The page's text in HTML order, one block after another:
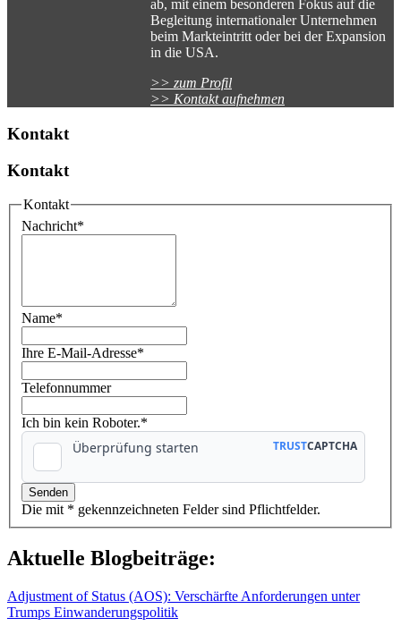
ab, mit einem besonderen Fokus auf die
Begleitung internationaler Unternehmen
beim Markteintritt oder bei der Expansion
in die USA.
>> zum Profil
>> Kontakt aufnehmen
Kontakt
Kontakt
Kontakt
Nachricht*
Name*
Ihre E-Mail-Adresse*
Telefonnummer
Ich bin kein Roboter.*
Die mit * gekennzeichneten Felder sind Pflichtfelder.
Aktuelle Blogbeiträge:
Adjustment of Status (AOS): Verschärfte Anforderungen unter
Trumps Einwanderungspolitik